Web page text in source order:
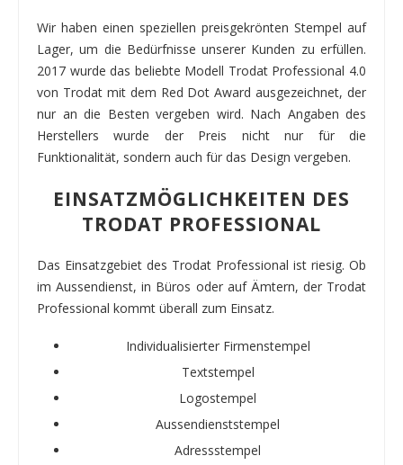
Wir haben einen speziellen preisgekrönten Stempel auf
Lager, um die Bedürfnisse unserer Kunden zu erfüllen.
2017 wurde das beliebte Modell Trodat Professional 4.0
von Trodat mit dem Red Dot Award ausgezeichnet, der
nur an die Besten vergeben wird. Nach Angaben des
Herstellers wurde der Preis nicht nur für die
Funktionalität, sondern auch für das Design vergeben.
EINSATZMÖGLICHKEITEN DES
TRODAT PROFESSIONAL
Das Einsatzgebiet des Trodat Professional ist riesig. Ob
im Aussendienst, in Büros oder auf Ämtern, der Trodat
Professional kommt überall zum Einsatz.
Individualisierter Firmenstempel
Textstempel
Logostempel
Aussendienststempel
Adressstempel